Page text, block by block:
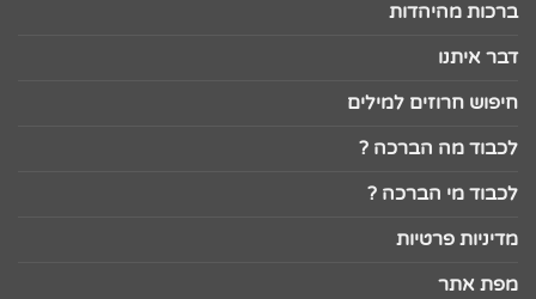
ברכות מהיהדות
דבר איתנו
חיפוש חרוזים למילים
לכבוד מה הברכה ?
לכבוד מי הברכה ?
מדיניות פרטיות
מפת אתר